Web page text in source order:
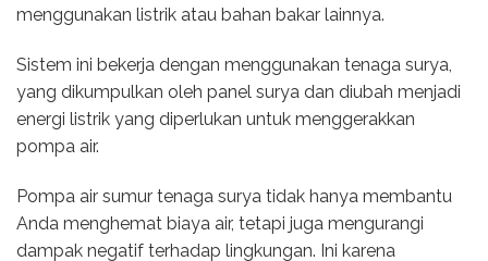
menggunakan listrik atau bahan bakar lainnya.
Sistem ini bekerja dengan menggunakan tenaga surya,
yang dikumpulkan oleh panel surya dan diubah menjadi
energi listrik yang diperlukan untuk menggerakkan
pompa air.
Pompa air sumur tenaga surya tidak hanya membantu
Anda menghemat biaya air, tetapi juga mengurangi
dampak negatif terhadap lingkungan. Ini karena